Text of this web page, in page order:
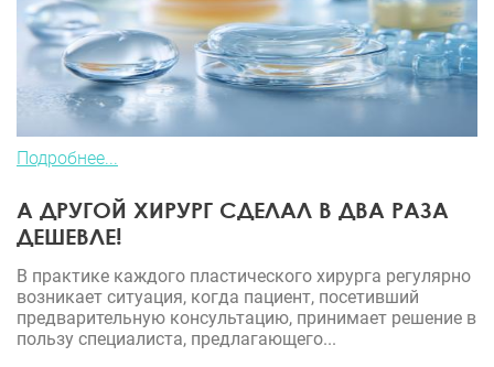
Подробнее...
А ДРУГОЙ ХИРУРГ СДЕЛАЛ В ДВА РАЗА
ДЕШЕВЛЕ!
В практике каждого пластического хирурга регулярно
возникает ситуация, когда пациент, посетивший
предварительную консультацию, принимает решение в
пользу специалиста, предлагающего...